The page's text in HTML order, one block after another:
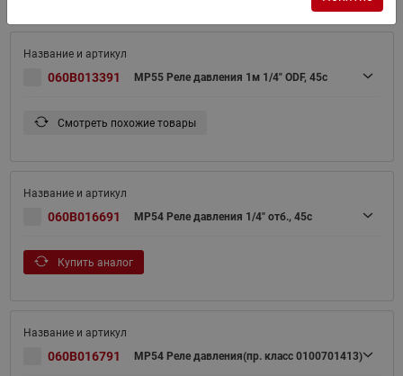
060B013391 MP55 Реле давления 1м 1/4" ODF, 45с
Смотреть похожие товары
060B016691 MP54 Реле давления 1/4" отб., 45с
Купить аналог
060B016791 MP54 Реле давления(пр. класс 0100701413)